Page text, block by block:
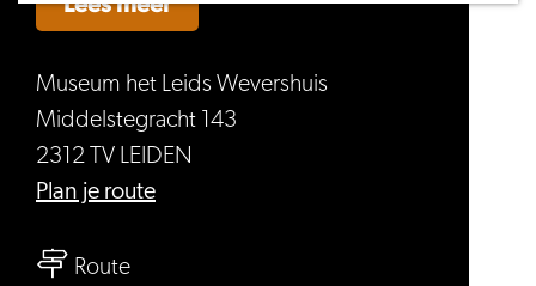
Museum het Leids Wevershuis
Middelstegracht 143
2312 TV LEIDEN
Plan je routenaar
Routenaar